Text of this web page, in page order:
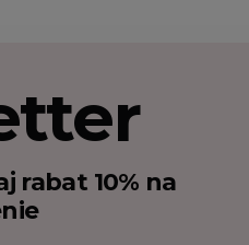
rabat 10% na